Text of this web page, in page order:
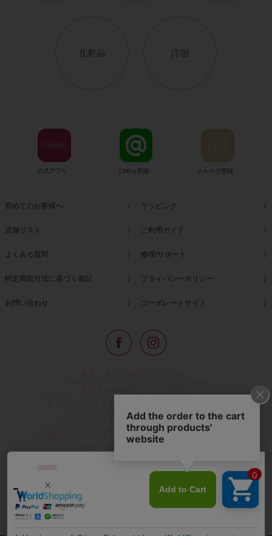
公式アプリ LINE@登録 メルマガ登録
初めてのお客様へ ラッピング
店舗リスト ご利用ガイド
よくある質問 修理/サポート
特定商取引法に基づく表記 プライバシーポリシー
お問い合わせ コーポレートサイト
イタリア、フランス、アメリカなどからインポートした
メインに、時計、バッグ、財布、小物、
レディースウェアや、ここでしか手に入らない
オリジナルアイテムなどを幅広くご用意しています。
公式通販サイトではネックレスやイヤリングをはじめとする
アビステの幅広い商品を取り揃え、
人気ランキングやテレビなどメディア着用商品、
などのサービスをご提供。
心躍るインポートアクセサリーや時計、小物などで、
お客様の日常をほんの少し豊かにし、
夢やときめきを与えられるよう願っています。
◆ギフトラッピング無料/11,000円以上のご注文で送料無料◆